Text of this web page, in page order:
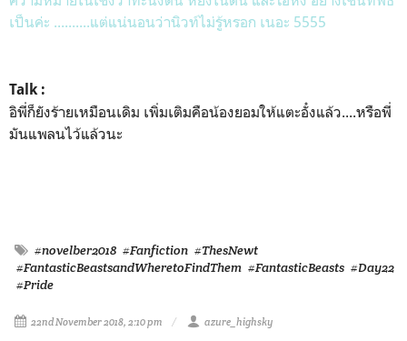
เป็นค่ะ ..........แต่แน่นอนว่านิวท์ไม่รู้หรอก เนอะ 5555
Talk :
อิพี่ก็ยังร้ายเหมือนเดิม เพิ่มเติมคือน้องยอมให้แตะอั๋งแล้ว....หรือพี่
มันแพลนไว้แล้วนะ
#novelber2018 #Fanfiction #ThesNewt
#FantasticBeastsandWheretoFindThem #FantasticBeasts #Day22
#Pride
22nd November 2018, 2:10 pm azure_highsky